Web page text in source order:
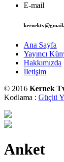
E-mail
Ana Sayfa
Yayıncı
Hakkımızda
İletişim
© 2016 Kernek
Kodlama : Güçlü
Anket